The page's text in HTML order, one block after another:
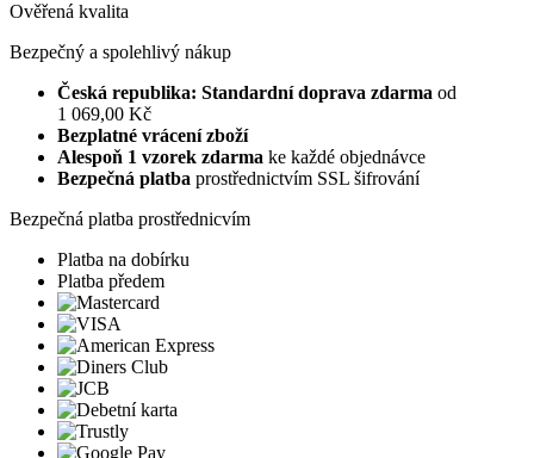
Ověřená kvalita
Bezpečný a spolehlivý nákup
Česká republika: Standardní doprava zdarma od
1 069,00 Kč
Bezplatné vrácení zboží
Alespoň 1 vzorek zdarma ke každé objednávce
Bezpečná platba prostřednictvím SSL šifrování
Bezpečná platba prostřednicvím
Platba na dobírku
Platba předem